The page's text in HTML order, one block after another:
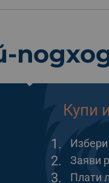
Купи
1.
2. Заяви
3. Плати